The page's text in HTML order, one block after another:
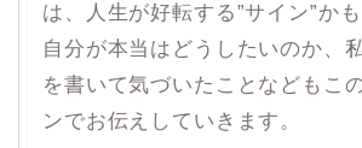
は、人生が好転する”サイン”か
自分が本当はどうしたいのか、
を書いて気づいたことなどもこ
ンでお伝えしていきます。